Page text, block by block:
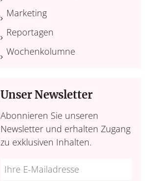
Marketing
Reportagen
Wochenkolumne
Unser Newsletter
Abonnieren Sie unseren
Newsletter und erhalten Zugang
zu exklusiven Inhalten.
Do
*Ihre